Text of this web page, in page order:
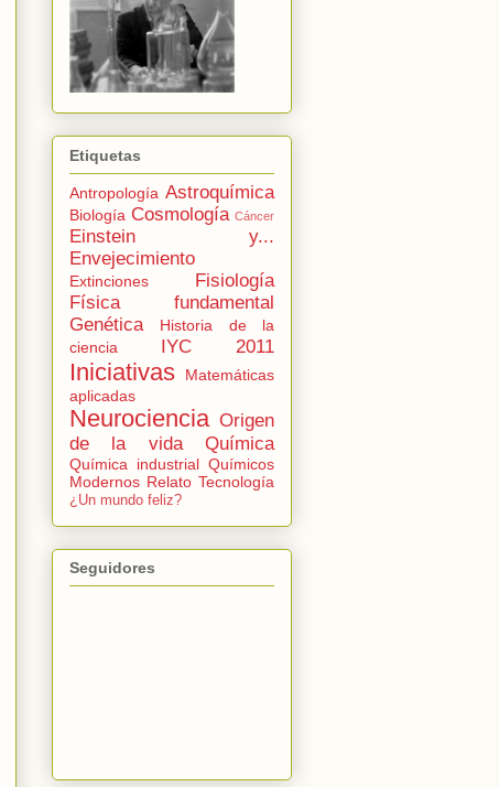
Etiquetas
Antropología Astroquímica
Biología Cosmología Cáncer
Einstein y...
Envejecimiento
Extinciones
Fisiología
Física fundamental
Genética
Historia de la
ciencia
IYC 2011
Iniciativas
Matemáticas
aplicadas
Neurociencia Origen
de la vida
Química
Química industrial Químicos
Modernos Relato Tecnología
¿Un mundo feliz?
Seguidores